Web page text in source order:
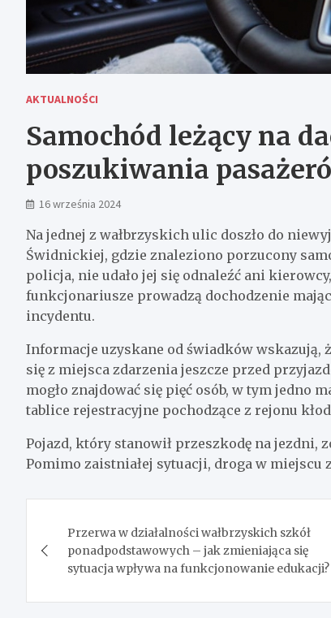
AKTUALNOŚCI
Samochód leżący na
poszukiwania
16 września 2024
Na jednej z wałbrzyskich ulic doszło do
Świdnickiej, gdzie znaleziono porzucony
policja, nie udało jej się odnaleźć ani
funkcjonariusze prowadzą dochodzenie
incydentu.
Informacje uzyskane od świadków wskazują,
się z miejsca zdarzenia jeszcze przed
mogło znajdować się pięć osób, w tym jedno
tablice rejestracyjne pochodzące z rejonu
Pojazd, który stanowił przeszkodę na jezdni,
Pomimo zaistniałej sytuacji, droga w miejscu
wpisu
Przerwa w działalności wałbrzyskich szkół
ponadpodstawowych – jak zmieniająca się
sytuacja wpływa na funkcjonowanie edukacji?